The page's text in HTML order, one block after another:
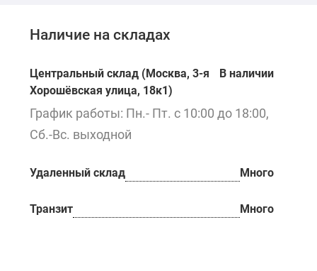
Наличие на складах
Центральный склад (Москва, 3-я
Хорошёвская улица, 18к1)
В наличии
График работы: Пн.- Пт. с 10:00 до 18:00,
Сб.-Вс. выходной
Удаленный склад Много
Транзит Много